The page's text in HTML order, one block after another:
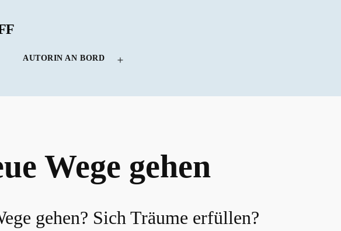
AUTORIN AN BORD
Wege gehen
gehen? Sich Träume erfüllen?